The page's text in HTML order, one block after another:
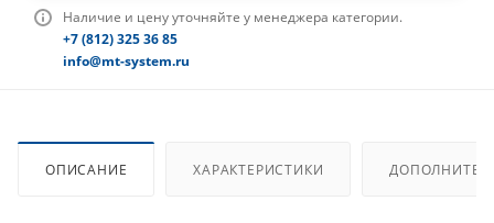
Наличие и цену уточняйте у менеджера категории.
+7 (812) 325 36 85
info@mt-system.ru
ОПИСАНИЕ ХАРАКТЕРИСТИКИ